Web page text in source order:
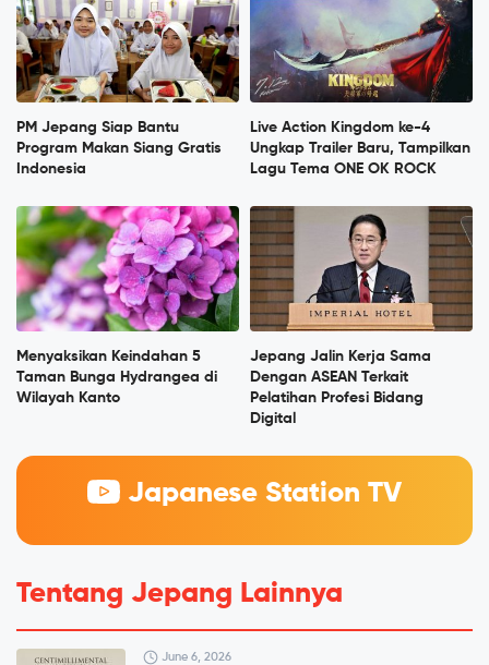
PM Jepang Siap Bantu
Program Makan Siang Gratis
Indonesia
Live Action Kingdom ke-4
Ungkap Trailer Baru, Tampilkan
Lagu Tema ONE OK ROCK
Menyaksikan Keindahan 5
Taman Bunga Hydrangea di
Wilayah Kanto
Jepang Jalin Kerja Sama
Dengan ASEAN Terkait
Pelatihan Profesi Bidang
Digital
Japanese Station TV
Tentang Jepang Lainnya
June 6, 2026